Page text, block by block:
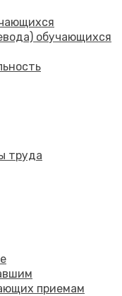
обучающихся
труда
приемам